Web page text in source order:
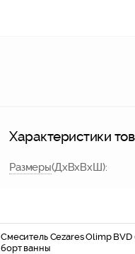
Характеристики
Размеры(ДхВхВхШ):
Смеситель Cezares Olimp
борт ванны